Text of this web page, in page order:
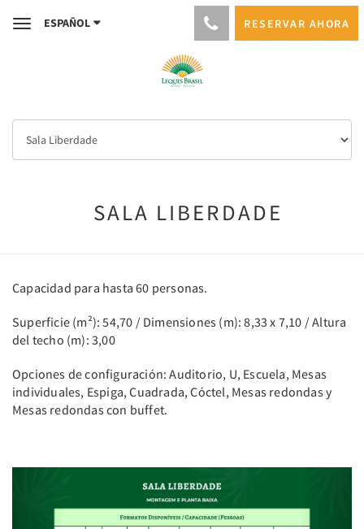
ToggleESPAÑOL RESERVAR AHORA
SALA LIBERDADE
Capacidad para hasta 60 personas.
Superficie (m²): 54,70 / Dimensiones (m): 8,33 x 7,10 / Altura
del techo (m): 3,00
Opciones de configuración: Auditorio, U, Escuela, Mesas
individuales, Espiga, Cuadrada, Cóctel, Mesas redondas y
Mesas redondas con buffet.